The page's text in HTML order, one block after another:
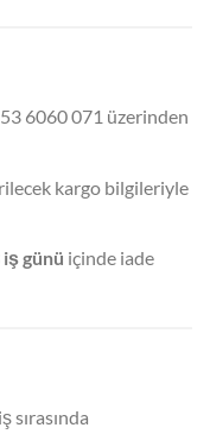
6060 071 üzerinden
kargo bilgileriyle
iş günü içinde iade
sırasında